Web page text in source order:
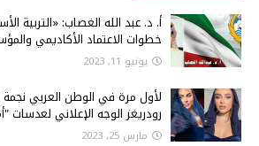
أ‌. د. عبد الله الغصاب: «التربية
خطوات الاعتماد الأكاديمي
يونيو 11, 2023
لأول مرة في الوطن العربي نجمة
رودريغز الوجه الإعلاني لعدسات
مارس 25, 2023